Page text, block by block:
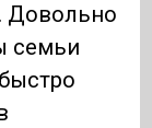
Довольно
семьи